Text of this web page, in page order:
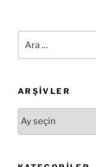
ARŞIVLER